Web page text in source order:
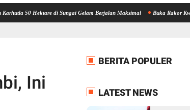
Hektare di Sungai Gelam Berjalan Maksimal Buka Rakor Kwarcab
Ini
BERITA POPULER
LATEST NEWS